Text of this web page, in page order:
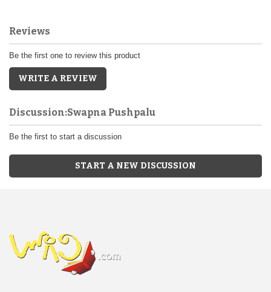
Reviews
Be the first one to review this product
WRITE A REVIEW
Discussion:Swapna Pushpalu
Be the first to start a discussion
START A NEW DISCUSSION